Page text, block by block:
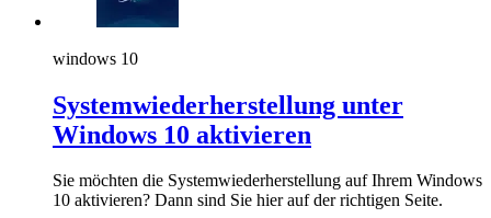
windows 10
Systemwiederherstellung unter
Windows 10 aktivieren
Sie möchten die Systemwiederherstellung auf Ihrem Windows
10 aktivieren? Dann sind Sie hier auf der richtigen Seite.